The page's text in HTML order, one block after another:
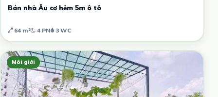
Bán nhà Âu cơ hẻm 5m ô tô
64 m² 4 PN 3 WC
Môi giới